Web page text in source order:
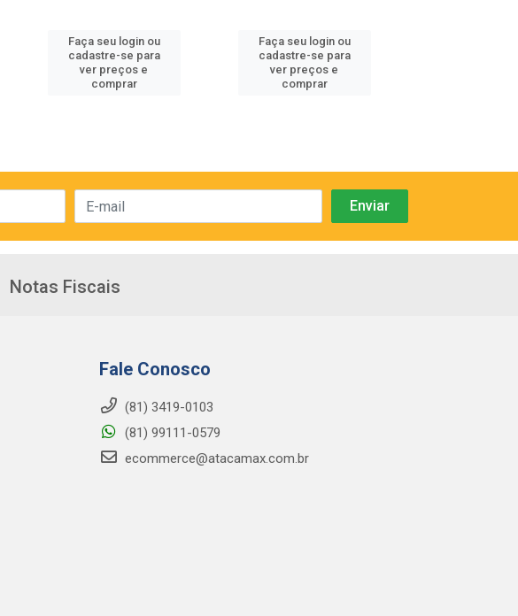
Faça seu login ou
cadastre-se para
ver preços e
comprar
Faça seu login ou
cadastre-se para
ver preços e
comprar
Notas Fiscais
Fale Conosco
(81) 3419-0103
(81) 99111-0579
ecommerce@atacamax.com.br